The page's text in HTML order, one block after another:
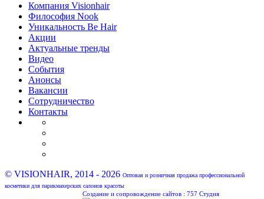
Компания Visionhair
Философия Nook
Уникальность Be Hair
Акции
Актуальные тренды
Видео
События
Анонсы
Вакансии
Сотрудничество
Контакты
© VISIONHAIR, 2014 - 2026 Оптовая и розничная продажа профессиональной
косметики для парикмахерских салонов красоты
Создание и сопровождение сайтов : 757 Студия